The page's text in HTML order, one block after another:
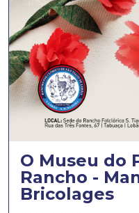
O Museu do
Rancho -
Bricolages